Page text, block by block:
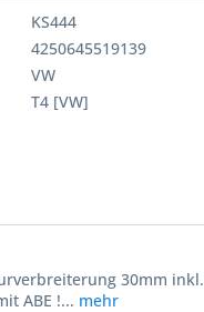
KS444
4250645519139
VW
T4 [VW]
30mm inkl.
ABE !... mehr